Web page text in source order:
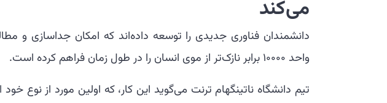
می‌کند
دانشمندان فناوری جدیدی را توسعه داده‌اند که امکان جداسازی و
واحد 10000 برابر نازک‌تر از موی انسان را در طول زمان فراهم کرده است.
تیم دانشگاه ناتینگهام ترنت می‌گوید این کار، که اولین مورد از نوع